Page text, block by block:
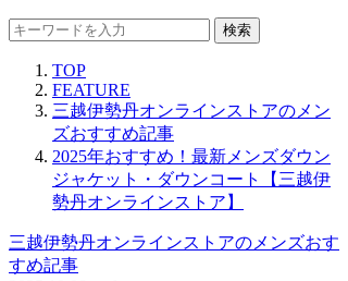
検索
TOP
FEATURE
三越伊勢丹オンラインストアのメン
ズおすすめ記事
2025年おすすめ！最新メンズダウン
ジャケット・ダウンコート【三越伊
勢丹オンラインストア】
三越伊勢丹オンラインストアのメンズおす
すめ記事